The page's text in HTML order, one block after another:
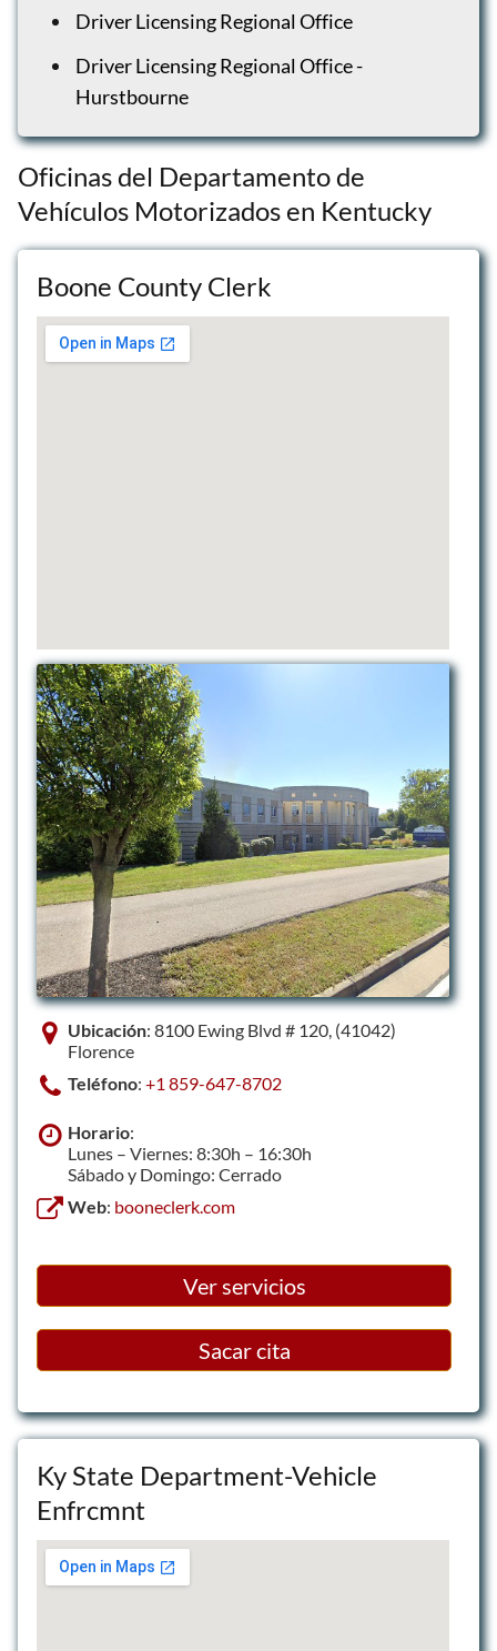
Driver Licensing Regional Office
Driver Licensing Regional Office -
Hurstbourne
Oficinas del Departamento de
Vehículos Motorizados en Kentucky
Boone County Clerk
Ubicación: 8100 Ewing Blvd # 120, (41042)
Florence
Teléfono: +1 859-647-8702
Horario:
Lunes – Viernes: 8:30h – 16:30h
Sábado y Domingo: Cerrado
Web: booneclerk.com
Ver servicios
Sacar cita
Ky State Department-Vehicle
Enfrcmnt